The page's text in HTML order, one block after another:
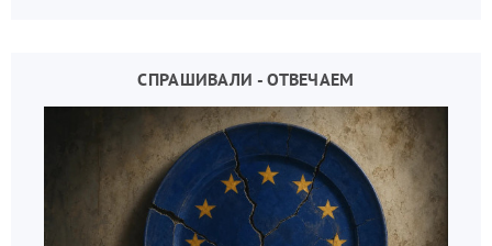
СПРАШИВАЛИ - ОТВЕЧАЕМ